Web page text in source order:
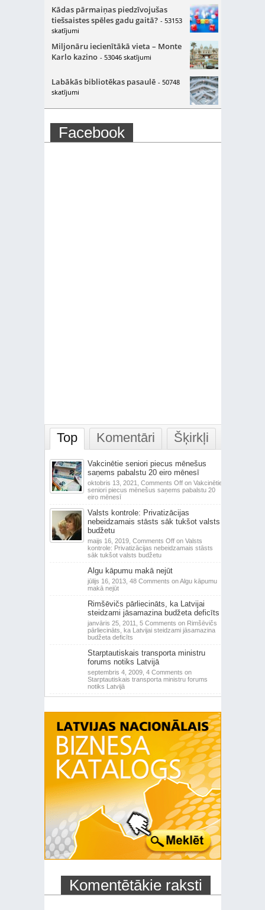
Kādas pārmaiņas piedzīvojušas
tiešsaistes spēles gadu gaitā? - 53153
skatījumi
Miljonāru iecienītākā vieta – Monte
Karlo kazino - 53046 skatījumi
Labākās bibliotēkas pasaulē - 50748
skatījumi
Facebook
Top Komentāri Šķirkļi
Vakcinētie seniori piecus mēnešus
saņems pabalstu 20 eiro mēnesī
oktobris 13, 2021, Comments Offon Vakcinētie
seniori piecus mēnešus saņems pabalstu 20
eiro mēnesī
Valsts kontrole: Privatizācijas
nebeidzamais stāsts sāk tukšot valsts
budžetu
maijs 16, 2019, Comments Offon Valsts
kontrole: Privatizācijas nebeidzamais stāsts
sāk tukšot valsts budžetu
Algu kāpumu makā nejūt
jūlijs 16, 2013, 48 Comments on Algu kāpumu
makā nejūt
Rimšēvičs pārliecināts, ka Latvijai
steidzami jāsamazina budžeta deficīts
janvāris 25, 2011, 5 Comments on Rimšēvičs
pārliecināts, ka Latvijai steidzami jāsamazina
budžeta deficīts
Starptautiskais transporta ministru
forums notiks Latvijā
septembris 4, 2009, 4 Comments on
Starptautiskais transporta ministru forums
notiks Latvijā
Komentētākie raksti